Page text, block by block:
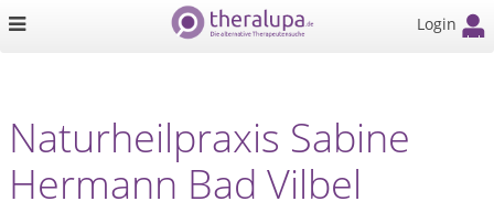
Login
Naturheilpraxis Sabine
Hermann Bad Vilbel